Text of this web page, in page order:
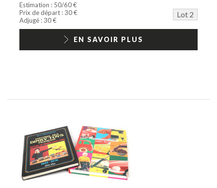
Estimation : 50/60 €
Prix de départ : 30 €
Lot 2
Adjugé : 30 €
EN SAVOIR PLUS